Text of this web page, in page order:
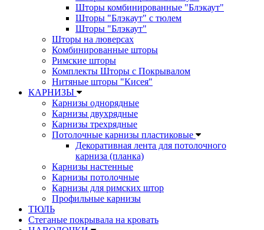
Шторы комбинированные "Блэкаут"
Шторы "Блэкаут" с тюлем
Шторы "Блэкаут"
Шторы на люверсах
Комбинированные шторы
Римские шторы
Комплекты Шторы c Покрывалом
Нитяные шторы "Кисея"
КАРНИЗЫ
Карнизы однорядные
Карнизы двухрядные
Карнизы трехрядные
Потолочные карнизы пластиковые
Декоративная лента для потолочного
карниза (планка)
Карнизы настенные
Карнизы потолочные
Карнизы для римских штор
Профильные карнизы
ТЮЛЬ
Стеганые покрывала на кровать